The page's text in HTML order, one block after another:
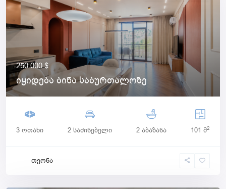
250.000 $
იყიდება ბინა საბურთალოზე
3 ოთახი 2 საძინებელი 2 აბაზანა 101 მ2
თეონა